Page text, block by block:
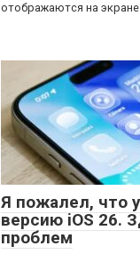
отображаются на экране
Я пожалел, что
версию iOS 26.
проблем